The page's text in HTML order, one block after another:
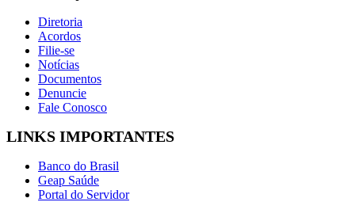
Diretoria
Acordos
Filie-se
Notícias
Documentos
Denuncie
Fale Conosco
LINKS IMPORTANTES
Banco do Brasil
Geap Saúde
Portal do Servidor